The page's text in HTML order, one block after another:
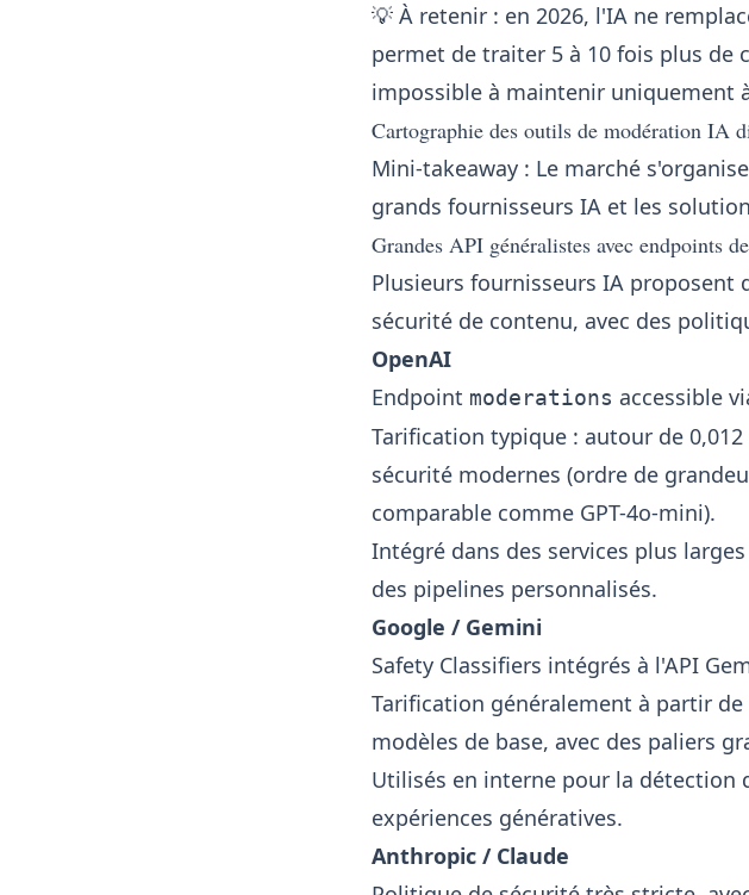
💡 À retenir : en 2026, l'IA ne
permet de traiter 5 à 10 fois plus de
impossible à maintenir uniquement
Cartographie des outils de modération IA
Mini-takeaway : Le marché
grands fournisseurs IA et les
Grandes API généralistes avec endpoints
Plusieurs fournisseurs IA proposent
sécurité de contenu, avec des
OpenAI
Endpoint moderations accessible
Tarification typique : autour de
sécurité modernes (ordre de
comparable comme GPT-4o-mini).
Intégré dans des services plus
des pipelines personnalisés.
Google / Gemini
Safety Classifiers intégrés à l'API
Tarification généralement à partir
modèles de base, avec des paliers
Utilisés en interne pour la détection
expériences génératives.
Anthropic / Claude